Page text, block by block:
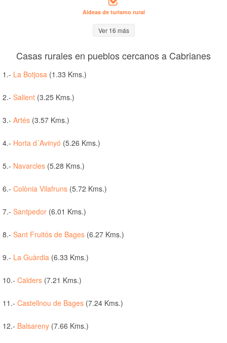
Aldeas de turismo rural
Ver 16 más
Casas rurales en pueblos cercanos a Cabrianes
1.- La Botjosa (1.33 Kms.)
2.- Sallent (3.25 Kms.)
3.- Artés (3.57 Kms.)
4.- Horta d´Avinyó (5.26 Kms.)
5.- Navarcles (5.28 Kms.)
6.- Colònia Vilafruns (5.72 Kms.)
7.- Santpedor (6.01 Kms.)
8.- Sant Fruitós de Bages (6.27 Kms.)
9.- La Guàrdia (6.33 Kms.)
10.- Calders (7.21 Kms.)
11.- Castellnou de Bages (7.24 Kms.)
12.- Balsareny (7.66 Kms.)